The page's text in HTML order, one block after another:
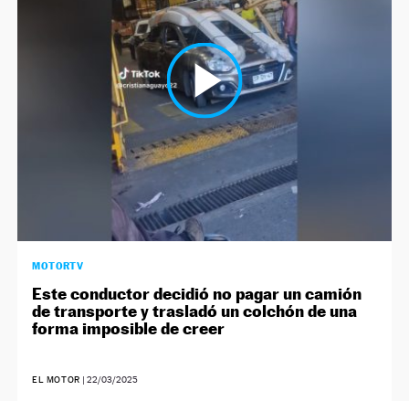
MOTORTV
Este conductor decidió no pagar un camión
de transporte y trasladó un colchón de una
forma imposible de creer
EL MOTOR |22/03/2025